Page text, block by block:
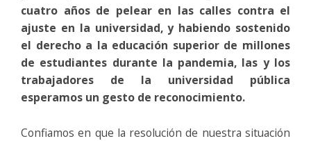
cuatro años de pelear en las calles contra el
ajuste en la universidad, y habiendo sostenido
el derecho a la educación superior de millones
de estudiantes durante la pandemia, las y los
trabajadores de la universidad pública
esperamos un gesto de reconocimiento.
Confiamos en que la resolución de nuestra situación